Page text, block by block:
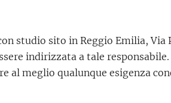
studio sito in Reggio Emilia, Via
indirizzata a tale
meglio qualunque esigenza